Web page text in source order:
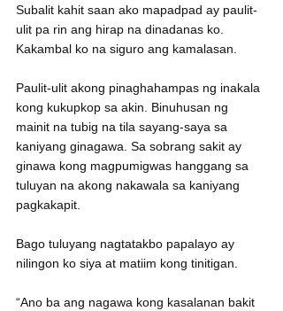
Subalit kahit saan ako mapadpad ay paulit-
ulit pa rin ang hirap na dinadanas ko.
Kakambal ko na siguro ang kamalasan.
Paulit-ulit akong pinaghahampas ng inakala
kong kukupkop sa akin. Binuhusan ng
mainit na tubig na tila sayang-saya sa
kaniyang ginagawa. Sa sobrang sakit ay
ginawa kong magpumigwas hanggang sa
tuluyan na akong nakawala sa kaniyang
pagkakapit.
Bago tuluyang nagtatakbo papalayo ay
nilingon ko siya at matiim kong tinitigan.
“Ano ba ang nagawa kong kasalanan bakit